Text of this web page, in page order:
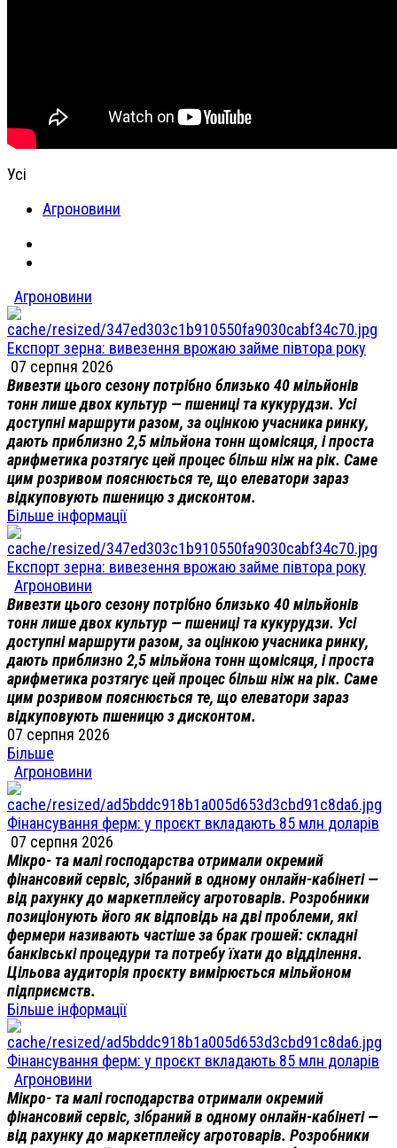
Усі
Агроновини
Агроновини
Експорт зерна: вивезення врожаю займе півтора року
07 серпня 2026
Вивезти цього сезону потрібно близько 40 мільйонів
тонн лише двох культур — пшениці та кукурудзи. Усі
доступні маршрути разом, за оцінкою учасника ринку,
дають приблизно 2,5 мільйона тонн щомісяця, і проста
арифметика розтягує цей процес більш ніж на рік. Саме
цим розривом пояснюється те, що елеватори зараз
відкуповують пшеницю з дисконтом.
Більше інформації
Експорт зерна: вивезення врожаю займе півтора року
Агроновини
Вивезти цього сезону потрібно близько 40 мільйонів
тонн лише двох культур — пшениці та кукурудзи. Усі
доступні маршрути разом, за оцінкою учасника ринку,
дають приблизно 2,5 мільйона тонн щомісяця, і проста
арифметика розтягує цей процес більш ніж на рік. Саме
цим розривом пояснюється те, що елеватори зараз
відкуповують пшеницю з дисконтом.
07 серпня 2026
Більше
Агроновини
Фінансування ферм: у проєкт вкладають 85 млн доларів
07 серпня 2026
Мікро- та малі господарства отримали окремий
фінансовий сервіс, зібраний в одному онлайн-кабінеті —
від рахунку до маркетплейсу агротоварів. Розробники
позиціонують його як відповідь на дві проблеми, які
фермери називають частіше за брак грошей: складні
банківські процедури та потребу їхати до відділення.
Цільова аудиторія проєкту вимірюється мільйоном
підприємств.
Більше інформації
Фінансування ферм: у проєкт вкладають 85 млн доларів
Агроновини
Мікро- та малі господарства отримали окремий
фінансовий сервіс, зібраний в одному онлайн-кабінеті —
від рахунку до маркетплейсу агротоварів. Розробники